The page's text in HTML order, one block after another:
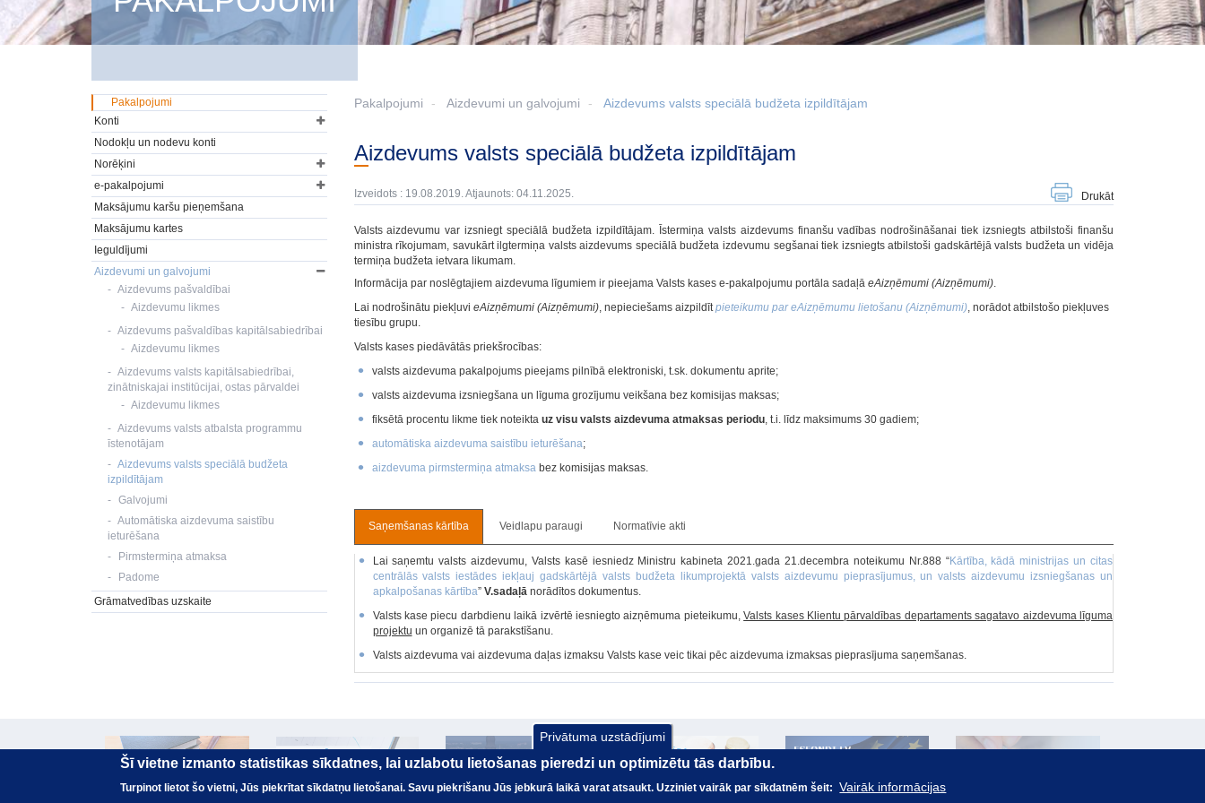
Pakalpojumi Aizdevumi un galvojumi Aizdevums valsts speciālā budžeta izpildītājam
Aizdevums valsts speciālā budžeta izpildītājam
Izveidots : 19.08.2019. Atjaunots: 04.11.2025. Drukāt
Valsts aizdevumu var izsniegt speciālā budžeta izpildītājam. Īstermiņa valsts aizdevums finanšu vadības nodrošināšanai tiek izsniegts atbilstoši finanšu
ministra rīkojumam, savukārt ilgtermiņa valsts aizdevums speciālā budžeta izdevumu segšanai tiek izsniegts atbilstoši gadskārtējā valsts budžeta un vidēja
termiņa budžeta ietvara likumam.
Informācija par noslēgtajiem aizdevuma līgumiem ir pieejama Valsts kases e‑pakalpojumu portāla sadaļā eAizņēmumi (Aizņēmumi).
Lai nodrošinātu piekļuvi eAizņēmumi (Aizņēmumi), nepieciešams aizpildītpieteikumu par eAizņēmumu lietošanu (Aizņēmumi), norādot atbilstošo piekļuves
tiesību grupu.
Valsts kases piedāvātās priekšrocības:
valsts aizdevuma pakalpojums pieejams pilnībā elektroniski, t.sk. dokumentu aprite;
valsts aizdevuma izsniegšana un līguma grozījumu veikšana bez komisijas maksas;
fiksētā procentu likme tiek noteikta uz visu valsts aizdevuma atmaksas periodu, t.i. līdz maksimums 30 gadiem;
automātiska aizdevuma saistību ieturēšana;
aizdevuma pirmstermiņa atmaksabez komisijas maksas.
Saņemšanas kārtība Veidlapu paraugi Normatīvie akti
Lai saņemtu valsts aizdevumu, Valsts kasē iesniedz Ministru kabineta 2021.gada 21.decembra noteikumu Nr.888 “Kārtība, kādā ministrijas un citas
centrālās valsts iestādes iekļauj gadskārtējā valsts budžeta likumprojektā valsts aizdevumu pieprasījumus, un valsts aizdevumu izsniegšanas un
apkalpošanas kārtība” V.sadaļānorādītos dokumentus.
Valsts kase piecu darbdienu laikā izvērtē iesniegto aizņēmuma pieteikumu,Valsts kases Klientu pārvaldības departaments sagatavo aizdevuma līguma
projektu un organizē tā parakstīšanu.
Valsts aizdevuma vai aizdevuma daļas izmaksu Valsts kase veic tikai pēc aizdevuma izmaksas pieprasījuma saņemšanas.
Pakalpojumi
Konti
Nodokļu un nodevu konti
Norēķini
e-pakalpojumi
Maksājumu karšu pieņemšana
Maksājumu kartes
Ieguldījumi
Aizdevumi un galvojumi
Aizdevums pašvaldībai
Aizdevumu likmes
Aizdevums pašvaldības kapitālsabiedrībai
Aizdevumu likmes
Aizdevums valsts kapitālsabiedrībai,
zinātniskajai institūcijai, ostas pārvaldei
Aizdevumu likmes
Aizdevums valsts atbalsta programmu
īstenotājam
Aizdevums valsts speciālā budžeta
izpildītājam
Galvojumi
Automātiska aizdevuma saistību
ieturēšana
Pirmstermiņa atmaksa
Padome
Grāmatvedības uzskaite
Privātuma uzstādījumi
Šī vietne izmanto statistikas sīkdatnes, lai uzlabotu lietošanas pieredzi un optimizētu tās darbību.
Turpinot lietot šo vietni, Jūs piekrītat sīkdatņu lietošanai. Savu piekrišanu Jūs jebkurā laikā varat atsaukt. Uzziniet vairāk par sīkdatnēm šeit: Vairāk informācijas